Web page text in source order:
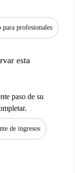
para profesionales
esta
paso de su
de ingresos